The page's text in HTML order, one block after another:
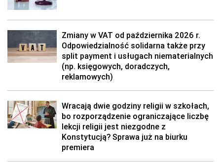
Zmiany w VAT od października 2026 r.
Odpowiedzialność solidarna także przy
split payment i usługach niematerialnych
(np. księgowych, doradczych,
reklamowych)
Wracają dwie godziny religii w szkołach,
bo rozporządzenie ograniczające liczbę
lekcji religii jest niezgodne z
Konstytucją? Sprawa już na biurku
premiera